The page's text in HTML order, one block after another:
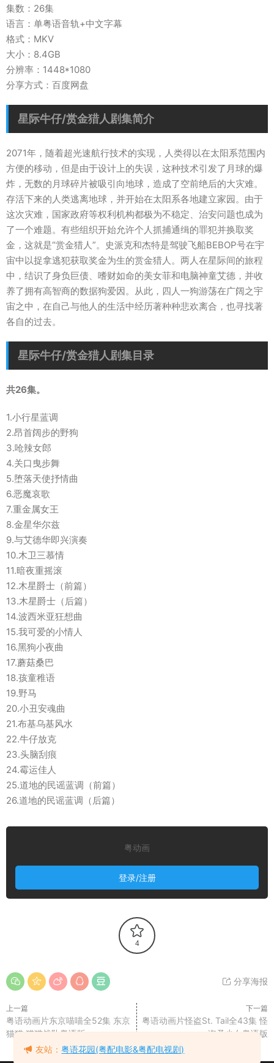
集数：26集
语言：单粤语音轨+中文字幕
格式：MKV
大小：8.4GB
分辨率：1448*1080
分享方式：百度网盘
星际牛仔/赏金猎人剧集简介
2071年，随着超光速航行技术的实现，人类得以在太阳系范围内
方便的移动，但是由于设计上的失误，这种技术引发了月球的爆
炸，无数的月球碎片被吸引向地球，造成了空前绝后的大灾难。
存活下来的人类逃离地球，并开始在太阳系各地建立家园。由于
这次灾难，国家政府等权利机构都极为不稳定、治安问题也成为
了一个难题。有些组织开始允许个人抓捕通缉的罪犯并换取奖
金，这就是“赏金猎人”。史派克和杰特是驾驶飞船BEBOP号在宇
宙中以捉拿逃犯获取奖金为生的赏金猎人。两人在星际间的旅程
中，结识了身负巨债、嗜财如命的美女菲和电脑神童艾德，并收
养了拥有高智商的数据狗爱因。从此，四人一狗游荡在广阔之宇
宙之中，在自己与他人的生活中经历著种种悲欢离合，也寻找著
各自的过去。
星际牛仔/赏金猎人剧集目录
共26集。
1.小行星蓝调
2.昂首阔步的野狗
3.呛辣女郎
4.关口曳步舞
5.堕落天使抒情曲
6.恶魔哀歌
7.重金属女王
8.金星华尔兹
9.与艾德华即兴演奏
10.木卫三慕情
11.暗夜重摇滚
12.木星爵士（前篇）
13.木星爵士（后篇）
14.波西米亚狂想曲
15.我可爱的小情人
16.黑狗小夜曲
17.蘑菇桑巴
18.孩童稚语
19.野马
20.小丑安魂曲
21.布基乌基风水
22.牛仔放克
23.头脑刮痕
24.霉运佳人
25.道地的民谣蓝调（前篇）
26.道地的民谣蓝调（后篇）
粤动画
登录/注册
4
分享海报
上一篇
粤语动画片东京喵喵全52集 东京
猫猫 猫猫战队粤语版
下一篇
粤语动画片怪盗St. Tail全43集 怪
盗圣少女粤语版
友站：粤语花园(粤配电影&粤配电视剧)